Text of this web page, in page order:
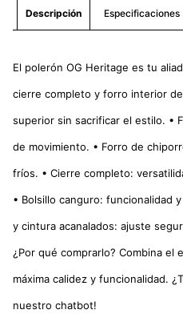
Descripción Especificaciones
El polerón OG Heritage es tu
cierre completo y forro interior
superior sin sacrificar el estilo. •
de movimiento. • Forro de
fríos. • Cierre completo:
• Bolsillo canguro: funcionalidad
y cintura acanalados: ajuste
¿Por qué comprarlo? Combina el
máxima calidez y funcionalidad.
nuestro chatbot!